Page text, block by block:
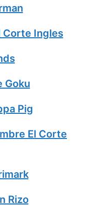
Corte Ingles
Goku
Pig
El Corte
Rizo